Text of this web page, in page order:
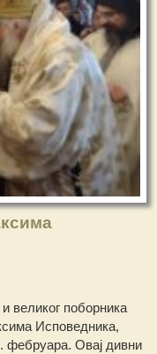
великог поборника
Исповедника,
фебруара. Овај дивни